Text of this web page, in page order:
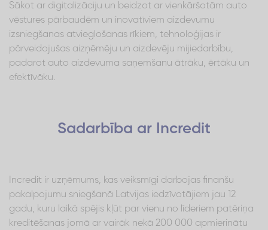
Sākot ar digitalizāciju un beidzot ar vienkāršotām auto
vēstures pārbaudēm un inovatīviem aizdevumu
izsniegšanas atvieglošanas rīkiem, tehnoloģijas ir
pārveidojušas aizņēmēju un aizdevēju mijiedarbību,
padarot auto aizdevuma saņemšanu ātrāku, ērtāku un
efektīvāku.
Sadarbība ar Incredit
Incredit ir uzņēmums, kas veiksmīgi darbojas finanšu
pakalpojumu sniegšanā Latvijas iedzīvotājiem jau 12
gadu, kuru laikā spējis kļūt par vienu no līderiem patēriņa
kreditēšanas jomā ar vairāk nekā 200 000 apmierinātu